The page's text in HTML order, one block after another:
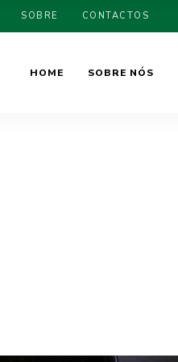
SOBRE CONTACTOS
HOME SOBRE NÓS